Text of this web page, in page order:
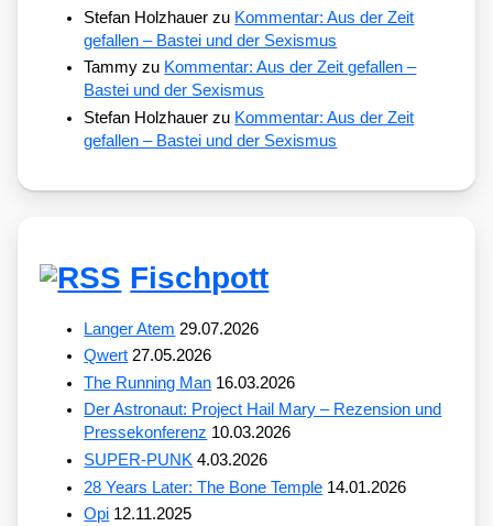
Stefan Holzhauer zu Kommentar: Aus der Zeit
gefallen – Bastei und der Sexismus
Tammy zu Kommentar: Aus der Zeit gefallen –
Bastei und der Sexismus
Stefan Holzhauer zu Kommentar: Aus der Zeit
gefallen – Bastei und der Sexismus
Fischpott
Langer Atem 29.07.2026
Qwert 27.05.2026
The Running Man 16.03.2026
Der Astronaut: Project Hail Mary – Rezension und
Pressekonferenz 10.03.2026
SUPER-PUNK 4.03.2026
28 Years Later: The Bone Temple 14.01.2026
Opi 12.11.2025